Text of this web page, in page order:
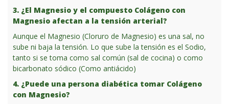
3. ¿El Magnesio y el compuesto Colágeno con
Magnesio afectan a la tensión arterial?
Aunque el Magnesio (Cloruro de Magnesio) es una sal, no
sube ni baja la tensión. Lo que sube la tensión es el Sodio,
tanto si se toma como sal común (sal de cocina) o como
bicarbonato sódico (Como antiácido)
4. ¿Puede una persona diabética tomar Colágeno
con Magnesio?